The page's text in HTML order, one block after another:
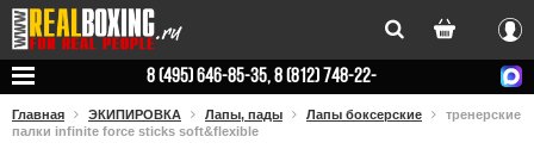
Вход
8 (495) 646-85-35, 8 (812) 748-22-
Главная ЭКИПИРОВКА Лапы, пады Лапы боксерские
тренерские
палки infinite force sticks soft&flexible